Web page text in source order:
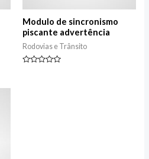
Modulo de sincronismo
piscante advertência
Rodovias e Trânsito